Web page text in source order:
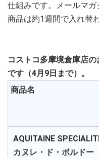
仕組みです。メールマガ
商品は約1週間で入れ替
コストコ多摩境倉庫店
です（4月9日まで）。
商品名
AQUITAINE
カヌレ・ド・ボルドー